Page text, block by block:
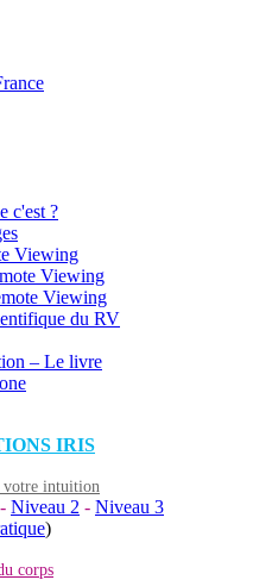
c'est ?
Viewing
Viewing
Viewing
du RV
– Le livre
IRIS
votre intuition
- Niveau 2 - Niveau 3
)
corps